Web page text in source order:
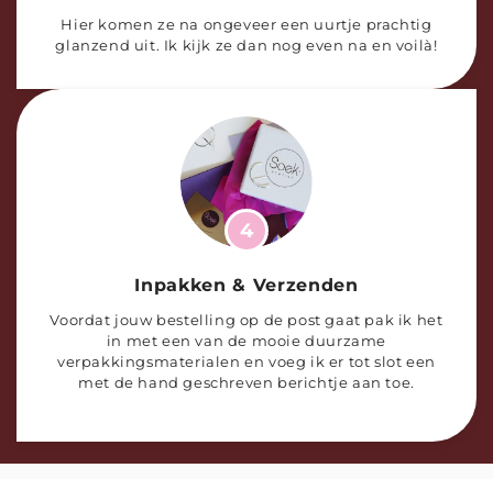
Hier komen ze na ongeveer een uurtje prachtig
glanzend uit. Ik kijk ze dan nog even na en voilà!
4
Inpakken & Verzenden
Voordat jouw bestelling op de post gaat pak ik het
in met een van de mooie duurzame
verpakkingsmaterialen en voeg ik er tot slot een
met de hand geschreven berichtje aan toe.